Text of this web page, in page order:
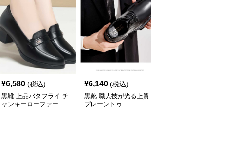
¥6,580 (税込)
黒靴 上品バタフライ チ
ャンキーローファー
¥6,140 (税込)
黒靴 職人技が光る上質
プレーントゥ